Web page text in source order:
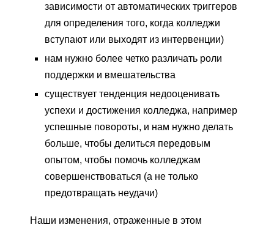
зависимости от автоматических триггеров
для определения того, когда колледжи
вступают или выходят из интервенции)
нам нужно более четко различать роли
поддержки и вмешательства
существует тенденция недооценивать
успехи и достижения колледжа, например
успешные повороты, и нам нужно делать
больше, чтобы делиться передовым
опытом, чтобы помочь колледжам
совершенствоваться (а не только
предотвращать неудачи)
Наши изменения, отраженные в этом